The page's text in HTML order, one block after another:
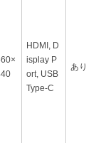
HDMI, D
isplay P
ort, USB
Type-C
あり